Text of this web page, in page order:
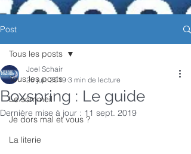
Post
Tous les posts
Le sommeil
Je dors mal et vous ?
La literie
Tous les posts
Boxspring : Le guide
Joel Schair
26 juil. 2019 3 min de lecture
Dernière mise à jour : 11 sept. 2019